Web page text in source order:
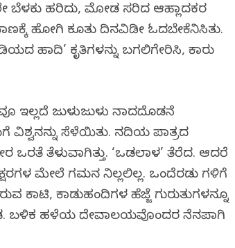
ಬೆಳಕು ಹರಿದು, ಮೋಡ ಸರಿದ ಆಹ್ಲಾದಕರ
ಹೋಗಿ ಕೂತು ದಿನವಿಡೀ ಓದಬೇಕೆನಿಸಿತು.
ಹಾದಿ’ ಕೃತಿಗಳನ್ನು ಬಗಲಿಗೇರಿಸಿ, ಕಾರು
ಇಲ್ಲದೆ ಜುಳುಜುಳು ನಾದದೊಡನೆ
ವಿಶ್ವನನ್ನು ಸೆಳೆಯಿತು. ನದಿಯ ಪಾತ್ರದ
ತೆಳುವಾಗಿತ್ತು. ‘ಒಡಲಾಳ’ ತೆರೆದ. ಆದರೆ
ಮೇಲೆ ಗಮನ ನಿಲ್ಲಲಿಲ್ಲ. ಒಂದೆರಡು ಗಳಿಗೆ
ಕಾಟಿ, ಕಾಡುಹಂದಿಗಳ ಹೆಜ್ಜೆ ಗುರುತುಗಳನ್ನೂ
ಬಳಿಕ ಹಳೆಯ ದೇವಾಲಯವೊಂದರ ನೆನಪಾಗಿ